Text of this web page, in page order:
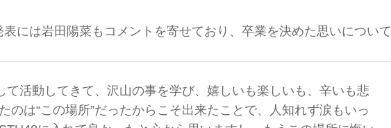
には岩田陽菜もコメントを寄せており、卒業を決めた思いについて
て活動してきて、沢山の事を学び、嬉しいも楽しいも、辛いも悲
のは“この場所”だったからこそ出来たことで、人知れず涙もいっ